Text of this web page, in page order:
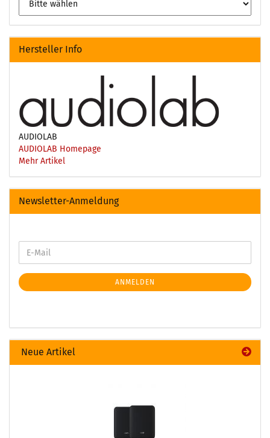
Hersteller Info
AUDIOLAB
AUDIOLAB Homepage
Mehr Artikel
Newsletter-Anmeldung
ANMELDEN
Neue Artikel